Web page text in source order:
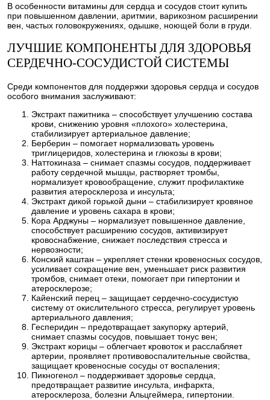
В особенности витамины для сердца и сосудов стоит купить
при повышенном давлении, аритмии, варикозном расширении
вен, частых головокружениях, одышке, ноющей боли в груди.
ЛУЧШИЕ КОМПОНЕНТЫ ДЛЯ ЗДОРОВЬЯ
СЕРДЕЧНО-СОСУДИСТОЙ СИСТЕМЫ
Среди компонентов для поддержки здоровья сердца и сосудов
особого внимания заслуживают:
Экстракт пажитника – способствует улучшению состава
крови, снижению уровня «плохого» холестерина,
стабилизирует артериальное давление;
Берберин – помогает нормализовать уровень
триглицеридов, холестерина и глюкозы в крови;
Наттокиназа – снимает спазмы сосудов, поддерживает
работу сердечной мышцы, растворяет тромбы,
нормализует кровообращение, служит профилактике
развития атеросклероза и инсульта;
Экстракт дикой горькой дыни – стабилизирует кровяное
давление и уровень сахара в крови;
Кора Арджуны – нормализует повышенное давление,
способствует расширению сосудов, активизирует
кровоснабжение, снижает последствия стресса и
нервозности;
Конский каштан – укрепляет стенки кровеносных сосудов,
усиливает сокращение вен, уменьшает риск развития
тромбов, снимает отеки, помогает при гипертонии и
атеросклерозе;
Кайенский перец – защищает сердечно-сосудистую
систему от окислительного стресса, регулирует уровень
артериального давления;
Гесперидин – предотвращает закупорку артерий,
снимает спазмы сосудов, повышает тонус вен;
Экстракт корицы – облегчает кровоток и расслабляет
артерии, проявляет противовоспалительные свойства,
защищает кровеносные сосуды от воспаления;
Пикногенол – поддерживает здоровье сердца,
предотвращает развитие инсульта, инфаркта,
атеросклероза, болезни Альцгеймера, гипертонии.